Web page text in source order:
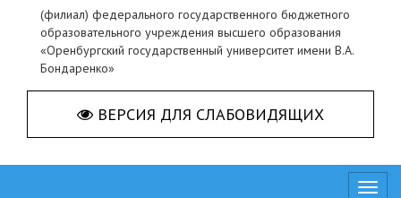
(филиал) федерального государственного бюджетного
образовательного учреждения высшего образования
«Оренбургский государственный университет имени В.А.
Бондаренко»
ВЕРСИЯ ДЛЯ СЛАБОВИДЯЩИХ